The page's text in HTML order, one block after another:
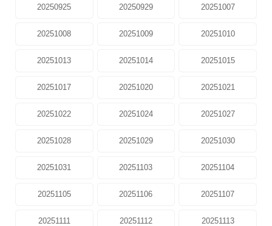
20250925 20250929 20251007
20251008 20251009 20251010
20251013 20251014 20251015
20251017 20251020 20251021
20251022 20251024 20251027
20251028 20251029 20251030
20251031 20251103 20251104
20251105 20251106 20251107
20251111 20251112 20251113